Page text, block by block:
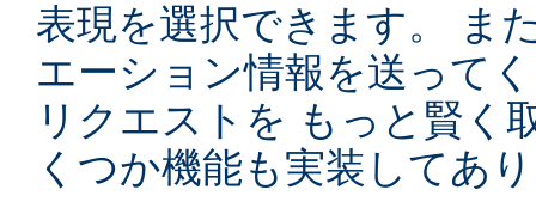
表現を選択できます。 ま
エーション情報を送って
リクエストを もっと賢く
くつか機能も実装してあ